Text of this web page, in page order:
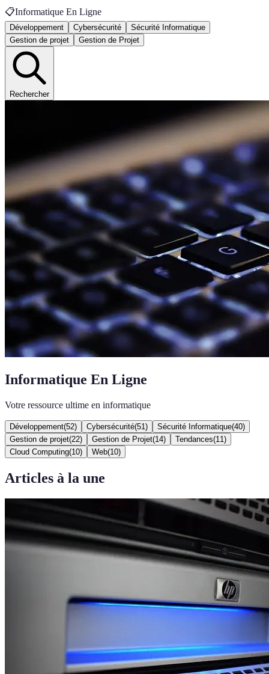
📋Informatique En Ligne
Développement Cybersécurité
Sécurité Informatique
Gestion de projet
Gestion de Projet
Rechercher
Informatique En Ligne
Votre ressource ultime en informatique
Développement(52) Cybersécurité(51 ) Sécurité Informatique(40)
Gestion de projet(22) Gestion de Projet(14) Tendances(11 )
Cloud Computing(10) Web(10)
Articles à la une